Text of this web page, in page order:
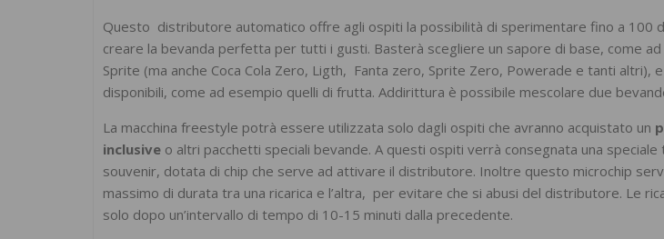
Questo distributore automatico offre agli ospiti la possibilità di sperimentare fino a 100
creare la bevanda perfetta per tutti i gusti. Basterà scegliere un sapore di base, come ad
Sprite (ma anche Coca Cola Zero, Ligth, Fanta zero, Sprite Zero, Powerade e tanti altri),
disponibili, come ad esempio quelli di frutta. Addirittura è possibile mescolare due
La macchina freestyle potrà essere utilizzata solo dagli ospiti che avranno acquistato un
inclusive o altri pacchetti speciali bevande. A questi ospiti verrà consegnata una speciale
souvenir, dotata di chip che serve ad attivare il distributore. Inoltre questo microchip
massimo di durata tra una ricarica e l’altra, per evitare che si abusi del distributore. Le
solo dopo un’intervallo di tempo di 10-15 minuti dalla precedente.